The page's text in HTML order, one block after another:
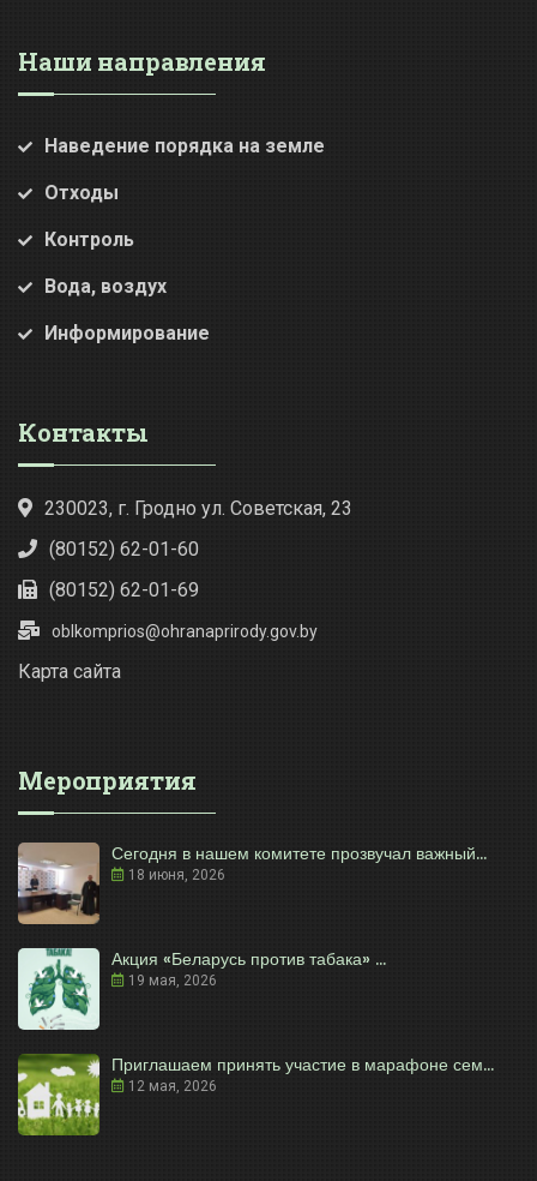
Наши направления
Наведение порядка на земле
Отходы
Контроль
Вода, воздух
Информирование
Контакты
230023, г. Гродно ул. Советская, 23
(80152) 62-01-60
(80152) 62-01-69
oblkomprios@ohranaprirody.gov.by
Карта сайта
Мероприятия
Сегодня в нашем комитете прозвучал важный...
18 июня, 2026
Акция «Беларусь против табака» ...
19 мая, 2026
Приглашаем принять участие в марафоне сем...
12 мая, 2026